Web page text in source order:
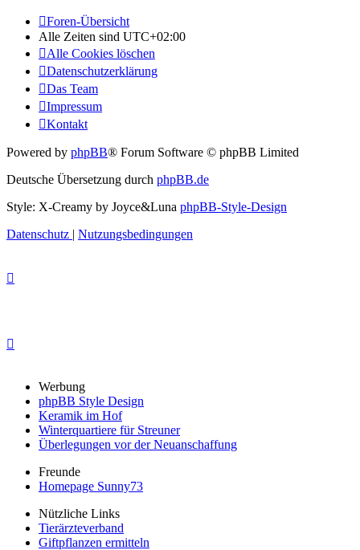
Foren-Übersicht
Alle Zeiten sind UTC+02:00
Alle Cookies löschen
Datenschutzerklärung
Das Team
Impressum
Kontakt
Powered by phpBB® Forum Software © phpBB Limited
Deutsche Übersetzung durch phpBB.de
Style: X-Creamy by Joyce&Luna phpBB-Style-Design
Datenschutz | Nutzungsbedingungen
Werbung
phpBB Style Design
Keramik im Hof
Winterquartiere für Streuner
Überlegungen vor der Neuanschaffung
Freunde
Homepage Sunny73
Nützliche Links
Tierärzteverband
Giftpflanzen ermitteln